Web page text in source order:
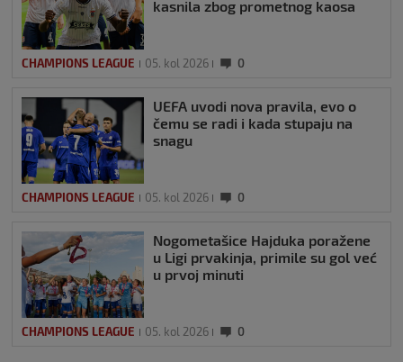
kasnila zbog prometnog kaosa
CHAMPIONS LEAGUE 05. kol 2026 0
UEFA uvodi nova pravila, evo o
čemu se radi i kada stupaju na
snagu
CHAMPIONS LEAGUE 05. kol 2026 0
Nogometašice Hajduka poražene
u Ligi prvakinja, primile su gol već
u prvoj minuti
CHAMPIONS LEAGUE 05. kol 2026 0